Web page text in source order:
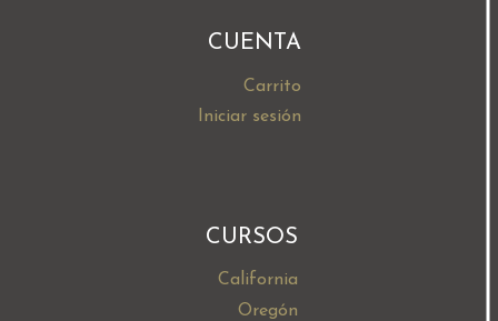
CUENTA
Carrito
Iniciar sesión
CURSOS
California
Oregón